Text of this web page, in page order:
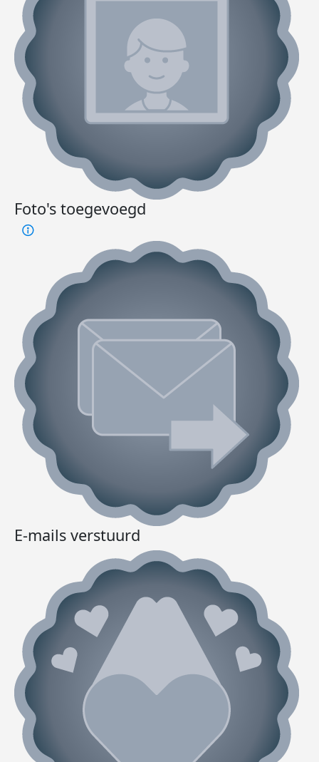
Foto's toegevoegd
E-mails verstuurd